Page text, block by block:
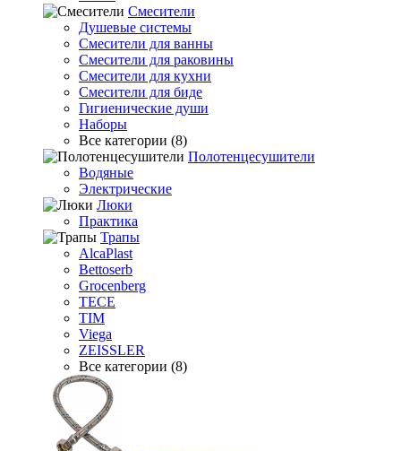
Смесители
Душевые системы
Смесители для ванны
Смесители для раковины
Смесители для кухни
Смесители для биде
Гигиенические души
Наборы
Все категории (8)
Полотенцесушители
Водяные
Электрические
Люки
Практика
Трапы
AlcaPlast
Bettoserb
Grocenberg
TECE
TIM
Viega
ZEISSLER
Все категории (8)